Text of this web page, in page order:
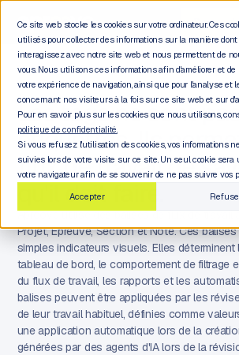
Ce site web stocke les cookies sur votre ordinateur. Ces
utilisés pour collecter des informations sur la manière
interagissez avec notre site web et nous permettent de
vous. Nous utilisons ces informations afin d'améliorer et
votre expérience de navigation, ainsi que pour l'analyse et
concernant nos visiteurs à la fois sur ce site web et sur
Pour en savoir plus sur les cookies que nous utilisons,
politique de confidentialité.
Si vous refusez l'utilisation des cookies, vos informations
suivies lors de votre visite sur ce site. Un seul cookie sera
votre navigateur afin de se souvenir de ne pas suivre vos
Accepter
Les tags ne sont
étiquettes. Ils
flux de travail de
qu'il doit faire.
Aproove utilise des balises de flux de travail
Projet, Épreuve, Section et Note. Ces
simples indicateurs visuels. Elles déterminent
tableau de bord, le comportement de filtrage
du flux de travail, les rapports et les
balises peuvent être appliquées par les
de leur travail habituel, définies comme
une application automatique lors de la
générées par des agents d'IA lors de la